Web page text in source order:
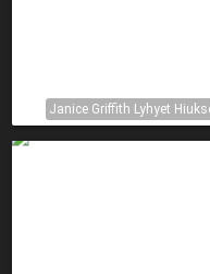
Janice Griffith Lyhyet